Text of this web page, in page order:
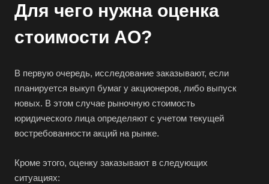
Для чего нужна оценка
стоимости АО?
В первую очередь, исследование заказывают, если
планируется выкуп бумаг у акционеров, либо выпуск
новых. В этом случае рыночную стоимость
юридического лица определяют с учетом текущей
востребованности акций на рынке.
Кроме этого, оценку заказывают в следующих
ситуациях: